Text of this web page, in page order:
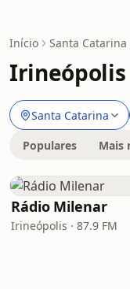
Início Santa Catarina
Irineópolis
Santa Catarina
Populares Mais
Rádio Milenar
Irineópolis · 87.9 FM